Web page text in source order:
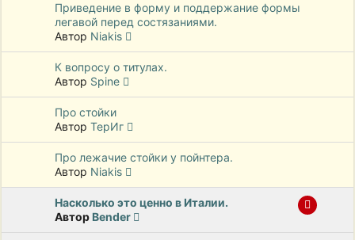
Приведение в форму и поддержание формы
легавой перед состязаниями.
Автор Niakis
К вопросу о титулах.
Автор Spine
Про стойки
Автор ТерИг
Про лежачие стойки у пойнтера.
Автор Niakis
Насколько это ценно в Италии.
Автор Bender